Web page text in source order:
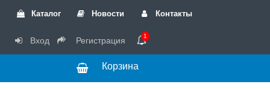
Каталог Новости Контакты
Вход Регистрация 1
Корзина